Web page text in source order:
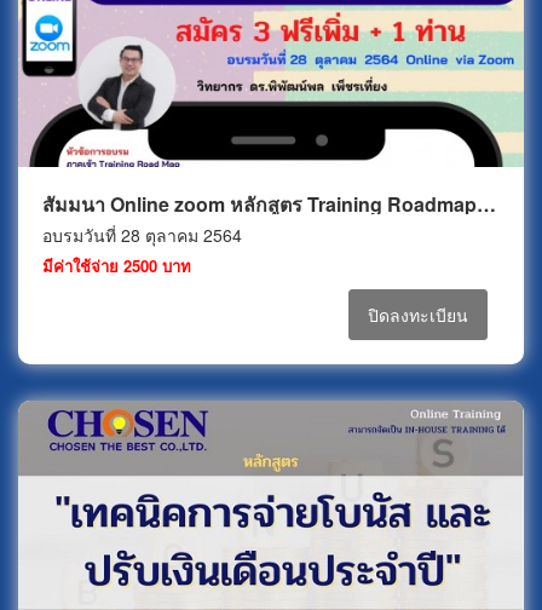
สัมมนา Online zoom หลักสูตร Training Roadmap & IDP Based on Competency
อบรมวันที่ 28 ตุลาคม 2564
มีค่าใช้จ่าย 2500 บาท
ปิดลงทะเบียน